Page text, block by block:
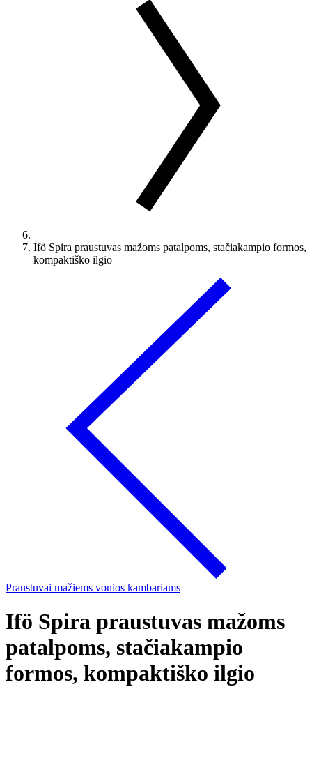
Ifö Spira praustuvas mažoms patalpoms, stačiakampio formos,
kompaktiško ilgio
Praustuvai mažiems vonios kambariams
Ifö Spira praustuvas mažoms
patalpoms, stačiakampio
formos, kompaktiško ilgio